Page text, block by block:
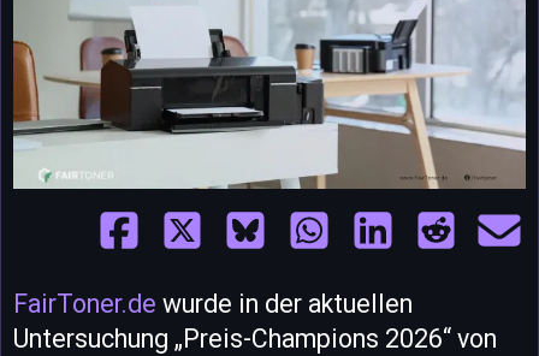
FairToner.de wurde in der aktuellen
Untersuchung „Preis-Champions 2026“ von